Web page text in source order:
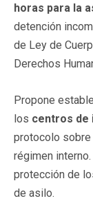
horas para la
detención
de Ley de
Derechos
Propone
los centros de
protocolo
régimen
protección de
de asilo.